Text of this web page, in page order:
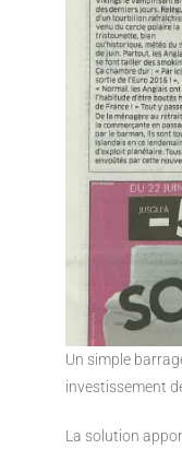
Un simple
investissement
La solution